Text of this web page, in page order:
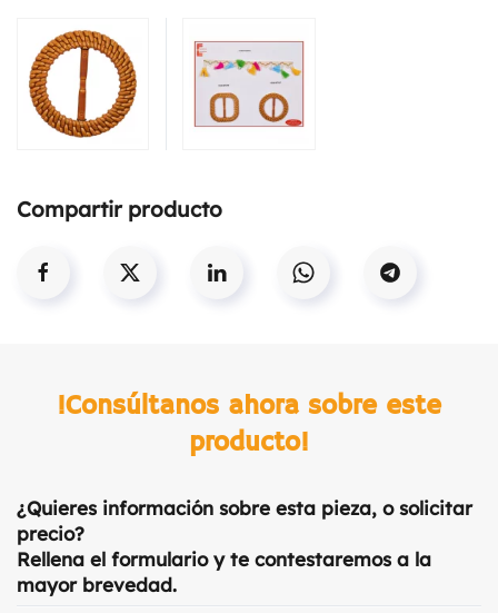
Compartir producto
!Consúltanos ahora sobre este
producto!
¿Quieres información sobre esta pieza, o solicitar
precio?
Rellena el formulario y te contestaremos a la
mayor brevedad.